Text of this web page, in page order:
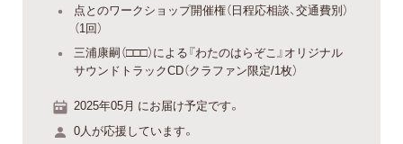
点とのワークショップ開催権（日程応相談、交通費別）
（1回）
三浦康嗣（□□□）による『わたのはらぞこ』オリジナル
サウンドトラックCD（クラファン限定/1枚）
2025年05月 にお届け予定です。
0人が応援しています。